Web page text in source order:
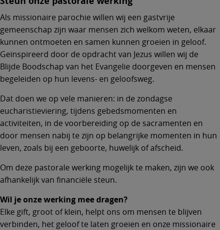
Als missionaire parochie willen wij een gastvrije
gemeenschap zijn waar mensen zich welkom weten, elkaar
kunnen ontmoeten en samen kunnen groeien in geloof.
Geïnspireerd door de opdracht van Jezus willen wij de
Blijde Boodschap van het Evangelie doorgeven en mensen
begeleiden op hun levens- en geloofsweg.
Dat doen we op vele manieren: in de zondagse
eucharistieviering, tijdens gebedsmomenten en
activiteiten, in de voorbereiding op de sacramenten en
door mensen nabij te zijn op belangrijke momenten in hun
leven, zoals bij een geboorte, huwelijk of afscheid.
Om deze pastorale werking mogelijk te maken, zijn we ook
afhankelijk van financiële steun.
Wil je onze werking mee dragen?
Elke gift, groot of klein, helpt ons om mensen te blijven
verbinden, het geloof te laten groeien en onze missionaire